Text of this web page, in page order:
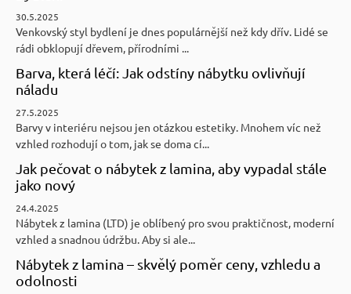
30.5.2025
Venkovský styl bydlení je dnes populárnější než kdy dřív. Lidé se
rádi obklopují dřevem, přírodními ...
Barva, která léčí: Jak odstíny nábytku ovlivňují
náladu
27.5.2025
Barvy v interiéru nejsou jen otázkou estetiky. Mnohem víc než
vzhled rozhodují o tom, jak se doma cí...
Jak pečovat o nábytek z lamina, aby vypadal stále
jako nový
24.4.2025
Nábytek z lamina (LTD) je oblíbený pro svou praktičnost, moderní
vzhled a snadnou údržbu. Aby si ale...
Nábytek z lamina – skvělý poměr ceny, vzhledu a
odolnosti